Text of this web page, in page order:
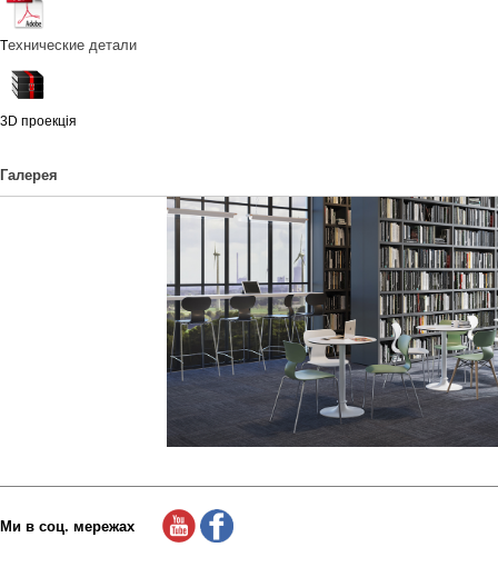
Технические детали
3D проекція
Галерея
Ми в соц. мережах